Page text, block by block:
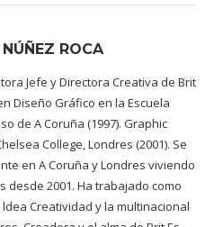
ROCA
Jefe y Directora Creativa de Brit
Diseño Gráfico en la Escuela
de A Coruña (1997). Graphic
College, Londres (2001). Se
en A Coruña y Londres viviendo
desde 2001. Ha trabajado como
Creatividad y la multinacional